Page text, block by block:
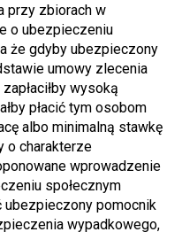
przy zbiorach w
o ubezpieczeniu
że gdyby ubezpieczony
umowy zlecenia
wysoką
płacić tym osobom
albo minimalną stawkę
o charakterze
wprowadzenie
społecznym
ubezpieczony pomocnik
wypadkowego,